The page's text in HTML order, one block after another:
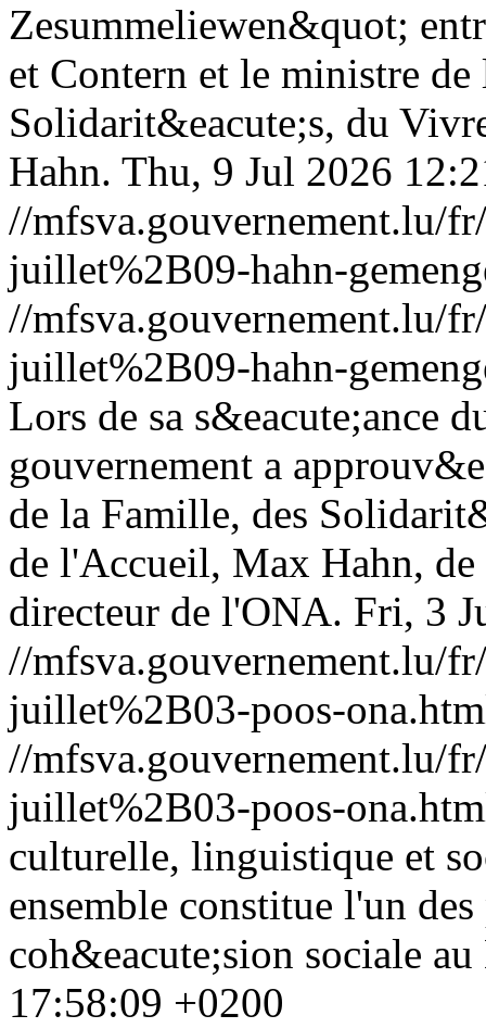
Zesummeliewen&quot;
et Contern et le ministre
Solidarit&eacute;s, du
Hahn. Thu, 9 Jul 2026
//mfsva.gouvernement.lu/
juillet%2B09-hahn-
//mfsva.gouvernement.lu/
juillet%2B09-hahn-
Lors de sa s&eacute;ance
gouvernement a
de la Famille, des
de l'Accueil, Max Hahn, de
directeur de l'ONA. Fri, 3
//mfsva.gouvernement.lu/
juillet%2B03-poos-
//mfsva.gouvernement.lu/
juillet%2B03-poos-
culturelle, linguistique et
ensemble constitue l'un
coh&eacute;sion sociale
17:58:09 +0200